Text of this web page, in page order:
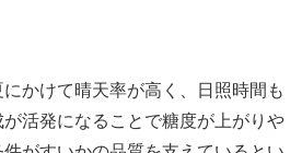
かけて晴天率が高く、日照時間も
活発になることで糖度が上がりや